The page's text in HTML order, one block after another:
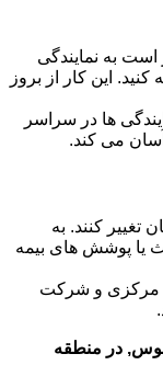
به نمایندگی
این کار از بروز
ها در سراسر
می کند.
کنند. به
یا پوشش های بیمه
مرکزی و شرکت
در منطقه